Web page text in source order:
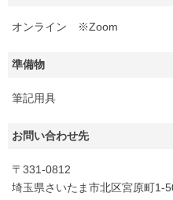
オンライン ※Zoom
準備物
筆記用具
お問い合わせ先
〒331-0812
埼玉県さいたま市北区宮原町1-